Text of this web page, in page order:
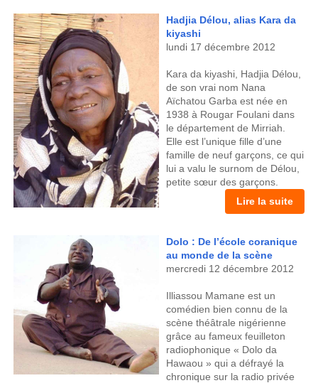
Hadjia Délou, alias Kara da
kiyashi
lundi 17 décembre 2012
Kara da kiyashi, Hadjia Délou,
de son vrai nom Nana
Aïchatou Garba est née en
1938 à Rougar Foulani dans
le département de Mirriah.
Elle est l’unique fille d’une
famille de neuf garçons, ce qui
lui a valu le surnom de Délou,
petite sœur des garçons.
Lire la suite
Dolo : De l’école coranique
au monde de la scène
mercredi 12 décembre 2012
Illiassou Mamane est un
comédien bien connu de la
scène théâtrale nigérienne
grâce au fameux feuilleton
radiophonique « Dolo da
Hawaou » qui a défrayé la
chronique sur la radio privée